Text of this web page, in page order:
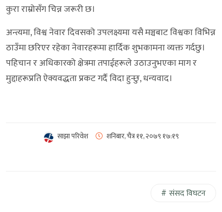
कुरा राम्रोसँग चिन्न जरूरी छ।
अन्त्यमा, विश्व नेवार दिवसको उपलक्ष्यमा यसै मञ्चबाट विश्वका विभिन्न
ठाउँमा छरिएर रहेका नेवारहरूमा हार्दिक शुभकामना व्यक्त गर्दछु।
पहिचान र अधिकारको क्षेत्रमा तपाईहरूले उठाउनुभएका माग र
मुद्दाहरूप्रति ऐक्यवद्धता प्रकट गर्दै विदा हुन्छु, धन्यवाद।
साझा परिवेश शनिबार, चैत्र ११, २०७९ १७:१९
संसद विघटन